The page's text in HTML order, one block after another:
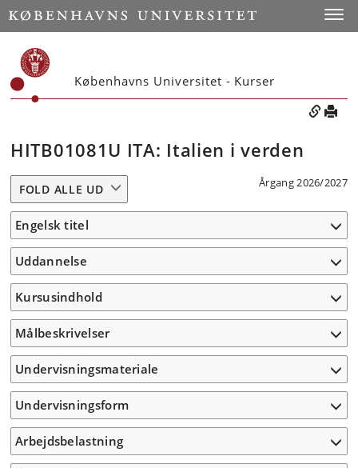
Københavns Universitet - Kurser
HITB01081U ITA: Italien i verden
Årgang 2026/2027
FOLD ALLE UD
Engelsk titel
Uddannelse
Kursusindhold
Målbeskrivelser
Undervisningsmateriale
Undervisningsform
Arbejdsbelastning